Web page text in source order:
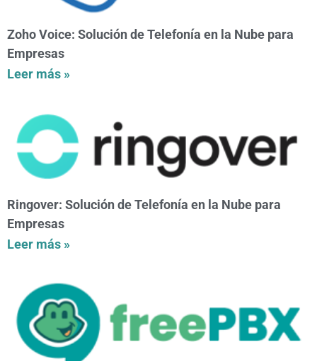
Zoho Voice: Solución de Telefonía en la Nube para
Empresas
Leer más »
Ringover: Solución de Telefonía en la Nube para
Empresas
Leer más »